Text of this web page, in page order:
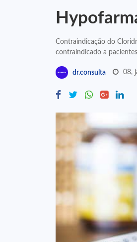
Contraindicação do
contraindicado a
dr.consulta 08,